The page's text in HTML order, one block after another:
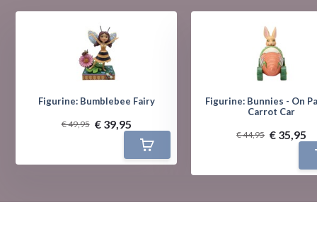
Figurine: Bumblebee Fairy
€ 49,95 € 39,95
Figurine: Bunnies - On
Carrot Car
€ 44,95 € 35,95